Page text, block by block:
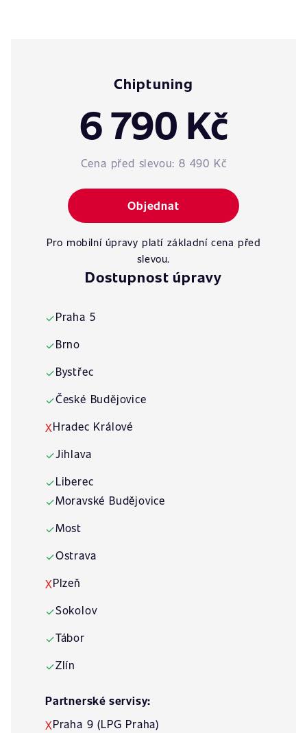
Chiptuning
6 790 Kč
Cena před slevou: 8 490 Kč
Objednat
Pro mobilní úpravy platí základní cena před
slevou.
Dostupnost úpravy
✓Praha 5
✓Brno
✓Bystřec
✓České Budějovice
XHradec Králové
✓Jihlava
✓Liberec
✓Moravské Budějovice
✓Most
✓Ostrava
XPlzeň
✓Sokolov
✓Tábor
✓Zlín
Partnerské servisy:
XPraha 9 (LPG Praha)